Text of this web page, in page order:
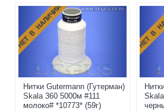
НЕТ В НАЛИЧИИ
Нитки Gutermann (Гутерман)
Skala 360 5000м #111
молоко# *10773* (59г)
НЕТ